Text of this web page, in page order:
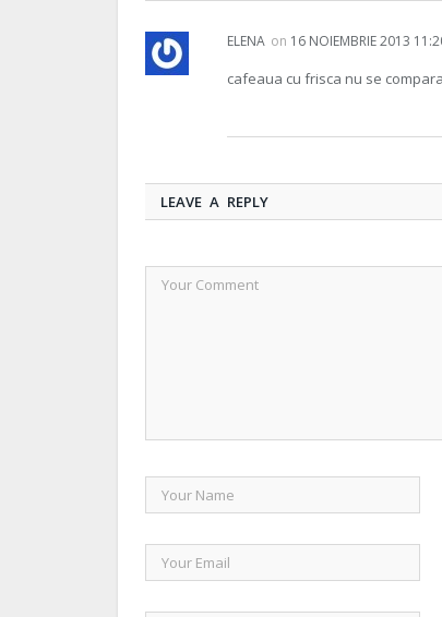
ELENA on 16 NOIEMBRIE 2013
cafeaua cu frisca nu se
LEAVE A REPLY